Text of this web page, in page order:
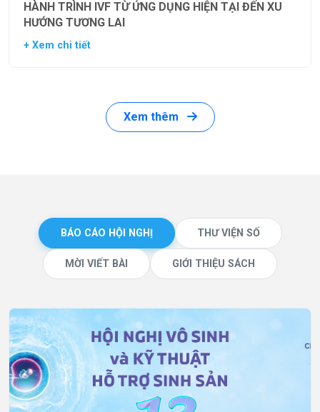
HÀNH TRÌNH IVF TỪ ỨNG DỤNG HIỆN TẠI ĐẾN XU
HƯỚNG TƯƠNG LAI
+ Xem chi tiết
Xem thêm
BÁO CÁO HỘI NGHỊ THƯ VIỆN SỐ
MỜI VIẾT BÀI GIỚI THIỆU SÁCH